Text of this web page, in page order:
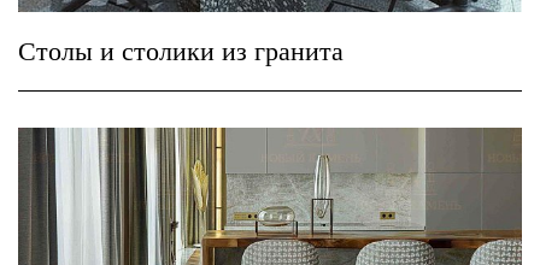
Столы и столики из гранита